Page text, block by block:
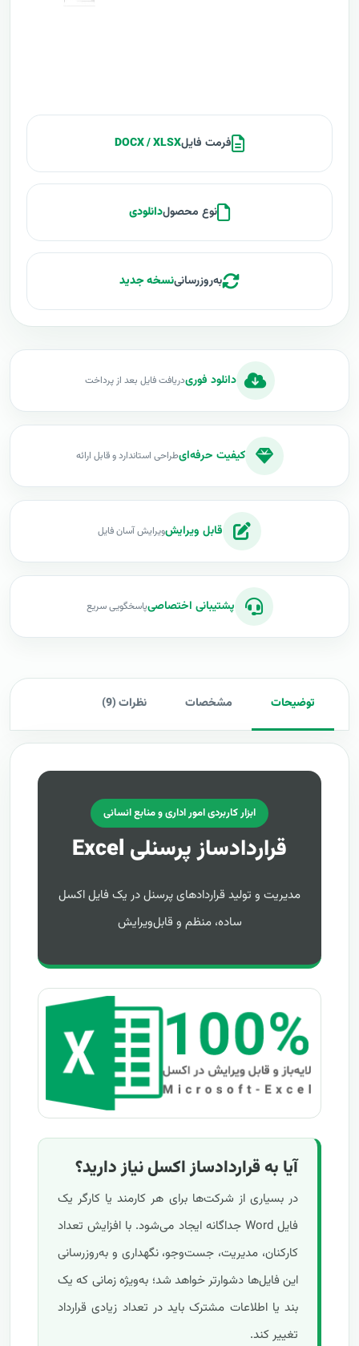
فرمت فایلDOCX / XLSX
نوع محصولدانلودی
به‌روزرسانینسخه جدید
دانلود فوریدریافت فایل بعد از پرداخت
کیفیت حرفه‌ایطراحی استاندارد و قابل ارائه
قابل ویرایشویرایش آسان فایل
پشتیبانی اختصاصیپاسخگویی سریع
توضیحات مشخصات نظرات (9)
ابزار کاربردی امور اداری و منابع انسانی
قراردادساز پرسنلی Excel
مدیریت و تولید قراردادهای پرسنل در یک فایل اکسل
ساده، منظم و قابل‌ویرایش
آیا به قراردادساز اکسل نیاز دارید؟
در بسیاری از شرکت‌ها برای هر کارمند یا کارگر یک
فایل Word جداگانه ایجاد می‌شود. با افزایش تعداد
کارکنان، مدیریت، جست‌وجو، نگهداری و به‌روزرسانی
این فایل‌ها دشوارتر خواهد شد؛ به‌ویژه زمانی که یک
بند یا اطلاعات مشترک باید در تعداد زیادی قرارداد
تغییر کند.